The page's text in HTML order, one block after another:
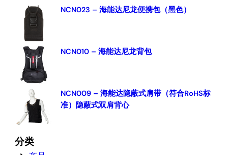
NCN023 – 海能达尼龙便携包（黑色）
NCN010 – 海能达尼龙背包
NCN009 – 海能达隐蔽式肩带（符合RoHS标
准）隐蔽式双肩背心
分类